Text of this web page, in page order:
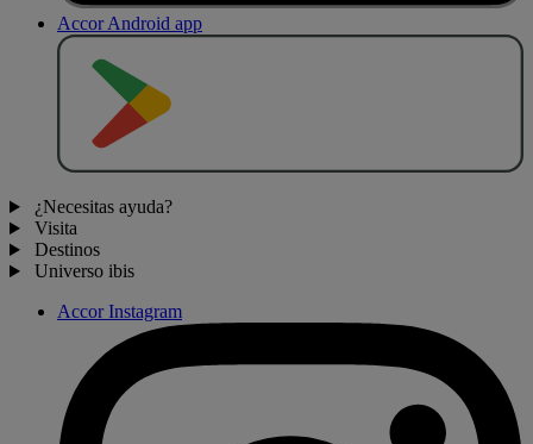
Accor Android app
¿Necesitas ayuda?
Visita
Destinos
Universo ibis
Accor Instagram